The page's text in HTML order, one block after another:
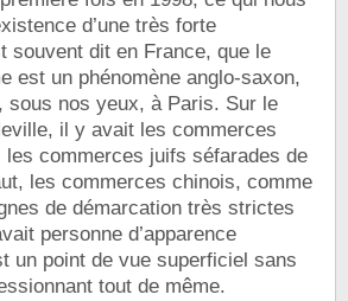
d’une très forte
souvent dit en France, que le
est un phénomène anglo-saxon,
sous nos yeux, à Paris. Sur le
il y avait les commerces
les commerces juifs séfarades de
les commerces chinois, comme
de démarcation très strictes
personne d’apparence
un point de vue superficiel sans
tout de même.